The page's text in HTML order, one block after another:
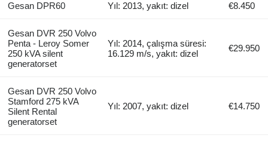
Gesan DPR60 Yıl: 2013, yakıt: dizel €8.450
Gesan DVR 250 Volvo
Penta - Leroy Somer
250 kVA silent
generatorset
Yıl: 2014, çalışma süresi:
16.129 m/s, yakıt: dizel
€29.950
Gesan DVR 250 Volvo
Stamford 275 kVA
Silent Rental
generatorset
Yıl: 2007, yakıt: dizel €14.750